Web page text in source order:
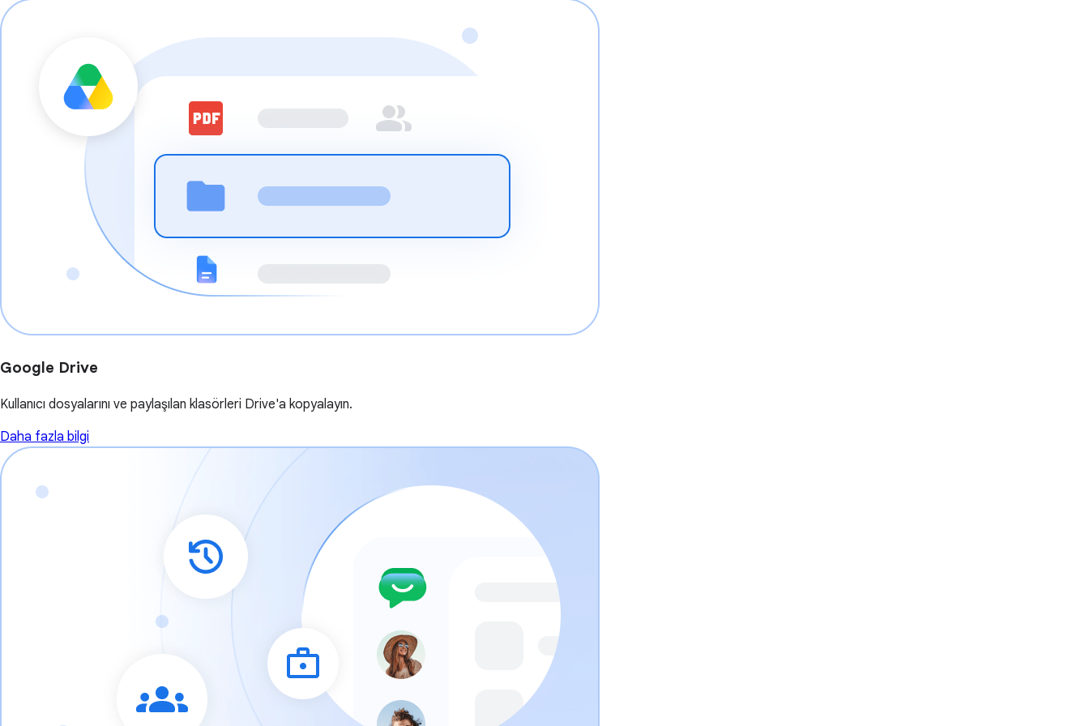
Google Drive
Kullanıcı dosyalarını ve paylaşılan klasörleri Drive'a kopyalayın.
Daha fazla bilgi